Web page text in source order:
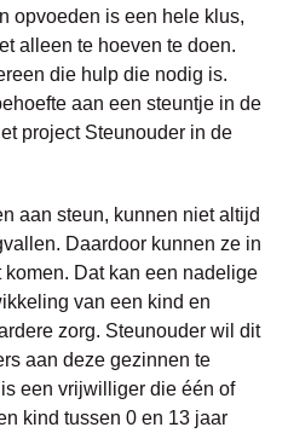
opvoeden is een hele klus,
alleen te hoeven te doen.
die hulp die nodig is.
aan een steuntje in de
project Steunouder in de
aan steun, kunnen niet altijd
Daardoor kunnen ze in
Dat kan een nadelige
van een kind en
zorg. Steunouder wil dit
aan deze gezinnen te
een vrijwilliger die één of
kind tussen 0 en 13 jaar